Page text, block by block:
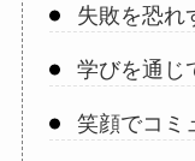
失敗を恐れ
学びを通じ
笑顔でコミ